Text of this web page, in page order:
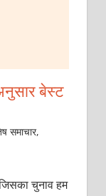
बेस्ट
समाचार,
चुनाव हम